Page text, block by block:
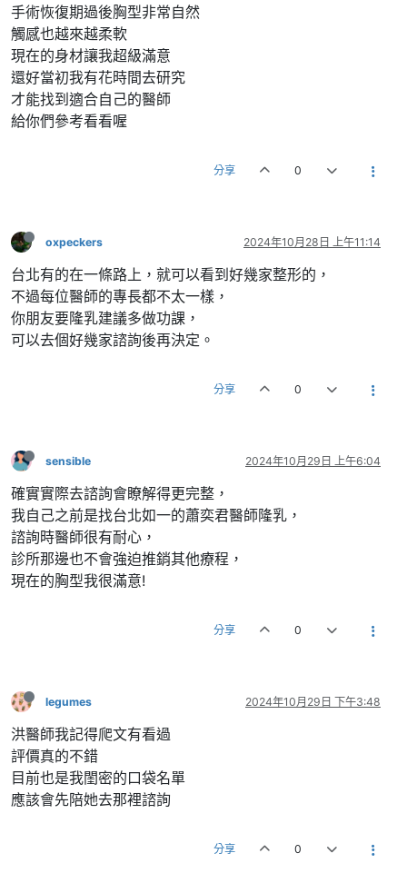
手術恢復期過後胸型非常自然
觸感也越來越柔軟
現在的身材讓我超級滿意
還好當初我有花時間去研究
才能找到適合自己的醫師
給你們參考看看喔
分享 0
oxpeckers 2024年10月28日 上午11:14
台北有的在一條路上，就可以看到好幾家整形的，
不過每位醫師的專長都不太一樣，
你朋友要隆乳建議多做功課，
可以去個好幾家諮詢後再決定。
分享 0
sensible 2024年10月29日 上午6:04
確實實際去諮詢會瞭解得更完整，
我自己之前是找台北如一的蕭奕君醫師隆乳，
諮詢時醫師很有耐心，
診所那邊也不會強迫推銷其他療程，
現在的胸型我很滿意!
分享 0
legumes 2024年10月29日 下午3:48
洪醫師我記得爬文有看過
評價真的不錯
目前也是我閨密的口袋名單
應該會先陪她去那裡諮詢
分享 0